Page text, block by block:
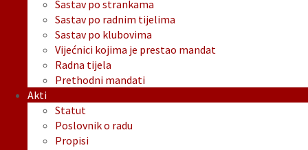
Sastav po strankama
Sastav po radnim tijelima
Sastav po klubovima
Vijećnici kojima je prestao mandat
Radna tijela
Prethodni mandati
Akti
Statut
Poslovnik o radu
Propisi